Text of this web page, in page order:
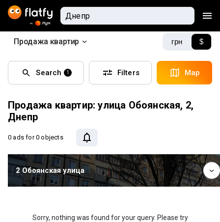
Продажа квартир грн $
Search 1 Filters Map
Продажа квартир: улица Обоянская, 2,
Днепр
0 ads for 0 objects
2 Обоянская улица
Sorry, nothing was found for your query. Please try